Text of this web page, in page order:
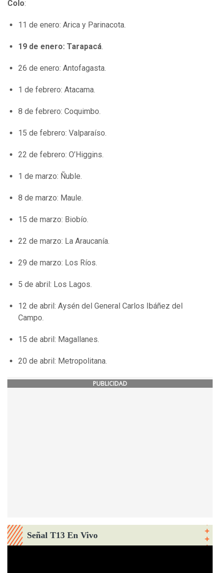
Colo:
11 de enero: Arica y Parinacota.
19 de enero: Tarapacá.
26 de enero: Antofagasta.
1 de febrero: Atacama.
8 de febrero: Coquimbo.
15 de febrero: Valparaíso.
22 de febrero: O’Higgins.
1 de marzo: Ñuble.
8 de marzo: Maule.
15 de marzo: Biobío.
22 de marzo: La Araucanía.
29 de marzo: Los Ríos.
5 de abril: Los Lagos.
12 de abril: Aysén del General Carlos Ibáñez del
Campo.
15 de abril: Magallanes.
20 de abril: Metropolitana.
PUBLICIDAD
Señal T13 En Vivo